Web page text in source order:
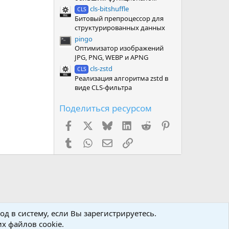
CLS cls-bitshuffle
Битовый препроцессор для
структурированных данных
pingo
Оптимизатор изображений
JPG, PNG, WEBP и APNG
CLS cls-zstd
Реализация алгоритма zstd в
виде CLS-фильтра
Поделиться ресурсом
FacebookX (Twitter)
Bluesky LinkedInReddit
TumblrWhatsAppЭлектронная почта
Ссылка
в систему, если Вы зарегистрируетесь.
файлов cookie.